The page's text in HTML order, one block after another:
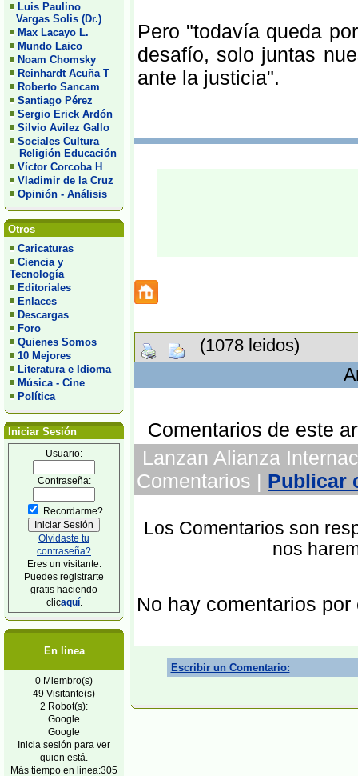
Luis Paulino
Vargas Solis (Dr.)
Max Lacayo L.
Mundo Laico
Noam Chomsky
Reinhardt Acuña T
Roberto Sancam
Santiago Pérez
Sergio Erick Ardón
Silvio Avilez Gallo
Sociales Cultura
Religión Educación
Víctor Corcoba H
Vladimir de la Cruz
Opinión - Análisis
Otros
Caricaturas
Ciencia y
Tecnología
Editoriales
Enlaces
Descargas
Foro
Quienes Somos
10 Mejores
Literatura e Idioma
Música - Cine
Política
Iniciar Sesión
Usuario:
Contraseña:
Recordarme?
Olvidaste tu
contraseña?
Eres un visitante.
Puedes registrarte
gratis haciendo
clicaquí.
En linea
0 Miembro(s)
49 Visitante(s)
2 Robot(s):
Google
Google
Inicia sesión para ver
quien está.
Más tiempo en linea:305
Pero "todavía queda
desafío, solo juntas
ante la justicia".
(1078 leidos)
Comentarios de este
Lanzan Alianza
Comentarios | Publicar
Los Comentarios son
nos
No hay comentarios por
Escribir un Comentario: